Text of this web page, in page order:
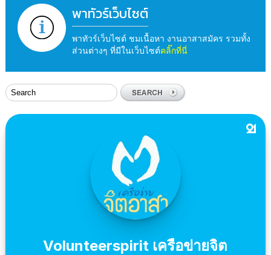
พาทัวร์เว็บไซต์
พาทัวร์เว็บไซต์ ชมเนื้อหา งานอาสาสมัคร รวมทั้ง
ส่วนต่างๆ ที่มีในเว็บไซต์คลิ๊กที่นี่